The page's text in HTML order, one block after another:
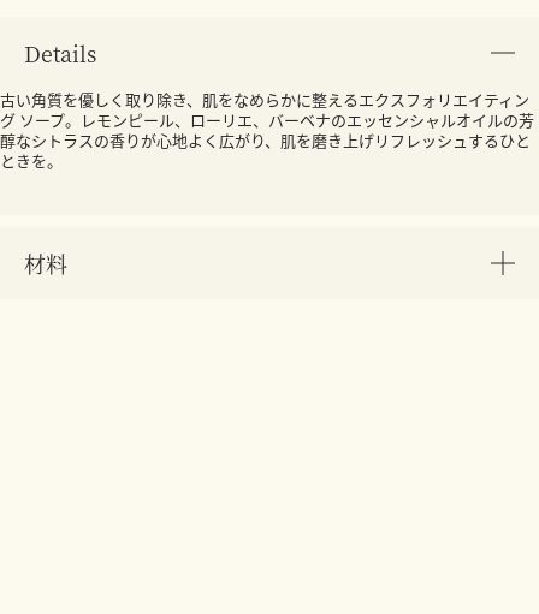
Details
古い角質を優しく取り除き、肌をなめらかに整えるエクスフォリエイティン
グ ソープ。レモンピール、ローリエ、バーベナのエッセンシャルオイルの芳
醇なシトラスの香りが心地よく広がり、肌を磨き上げリフレッシュするひと
ときを。
材料